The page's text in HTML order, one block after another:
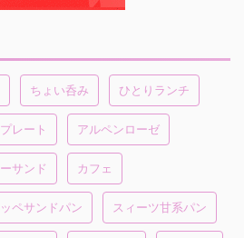
ちょい呑み ひとりランチ
レート アルペンローゼ
サンド カフェ
ペサンドパン スィーツ甘系パン